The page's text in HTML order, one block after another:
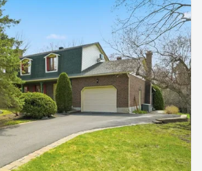
stratégique à proximité
Visi